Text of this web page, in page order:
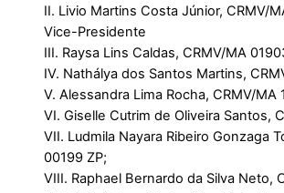
II. Livio Martins Costa Júnior, CRMV/
Vice-Presidente
III. Raysa Lins Caldas, CRMV/MA
IV. Nathálya dos Santos Martins,
V. Alessandra Lima Rocha, CRMV/MA
VI. Giselle Cutrim de Oliveira Santos,
VII. Ludmila Nayara Ribeiro Gonzaga
00199 ZP;
VIII. Raphael Bernardo da Silva Neto,